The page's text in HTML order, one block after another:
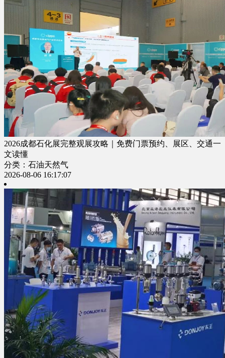
2026成都石化展完整观展攻略｜免费门票预约、展区、交通一
文读懂
分类：石油天然气
2026-08-06 16:17:07